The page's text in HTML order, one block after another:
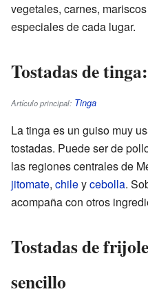
vegetales, carnes,
especiales de cada lugar.
Tostadas de
Artículo principal: Tinga
La tinga es un guiso muy
tostadas. Puede ser de
las regiones centrales de
jitomate, chileycebolla.
acompaña con otros
Tostadas de
sencillo